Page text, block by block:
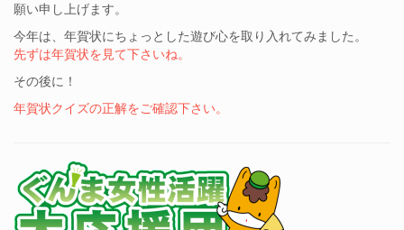
願い申し上げます。
今年は、年賀状にちょっとした遊び心を取り入れてみました。
先ずは年賀状を見て下さいね。
その後に！
年賀状クイズの正解をご確認下さい。